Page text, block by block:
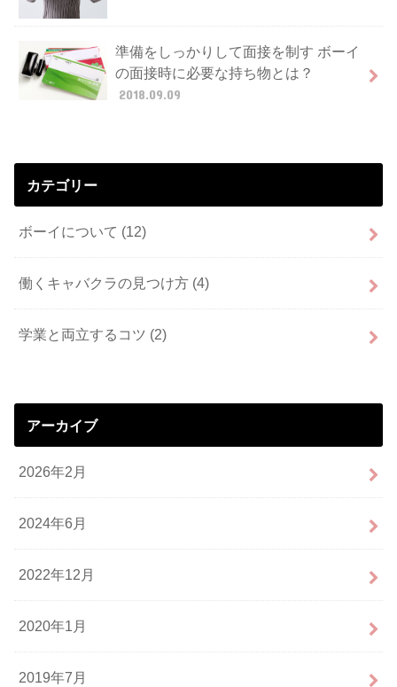
準備をしっかりして面接を制す ボーイ
の面接時に必要な持ち物とは？
2018.09.09
カテゴリー
ボーイについて (12)
働くキャバクラの見つけ方 (4)
学業と両立するコツ (2)
アーカイブ
2026年2月
2024年6月
2022年12月
2020年1月
2019年7月